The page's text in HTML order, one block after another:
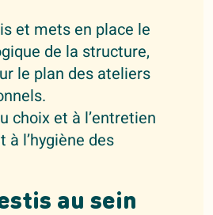
et mets en place le
de la structure,
le plan des ateliers
choix et à l’entretien
à l’hygiène des
au sein